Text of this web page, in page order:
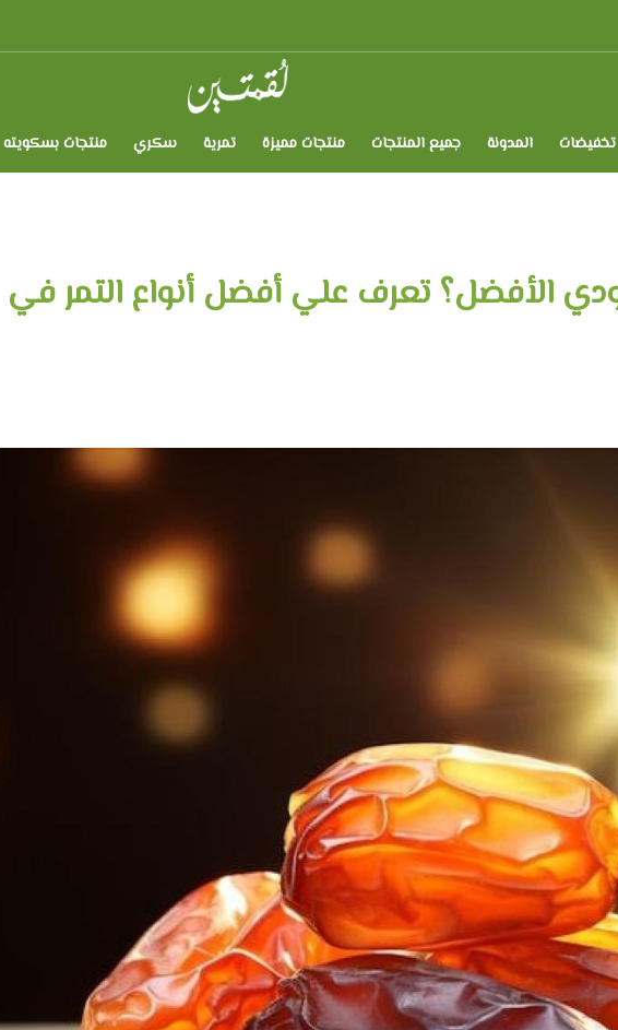
لقمتين
تخفيضات المدونة جميع المنتجات منتجات مميزة تمرية سكري منتجات بسكويته
الأفضل؟ تعرف علي أفضل أنواع التمر في